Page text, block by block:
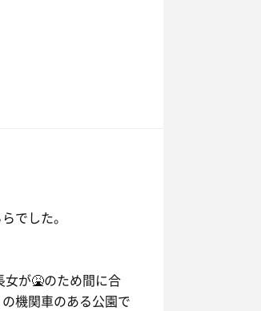
でした。
が🤮のため間に合
機関車のある公園で